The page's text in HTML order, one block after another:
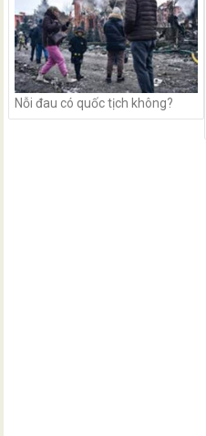
Nỗi đau có quốc tịch không?